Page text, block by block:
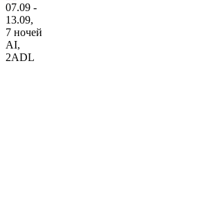
07.09 -
13.09,
7 ночей
AI,
2ADL